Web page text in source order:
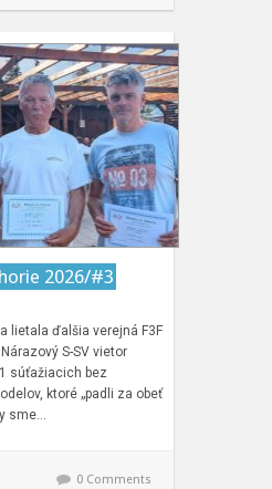
2026/#3
lietala ďalšia verejná F3F
S-SV vietor
súťažiacich bez
ktoré „padli za obeť
sme…
0 Comments